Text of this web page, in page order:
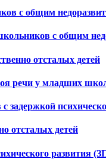
с общим
с общим
отсталых детей
речи у младших
отсталых детей
развития